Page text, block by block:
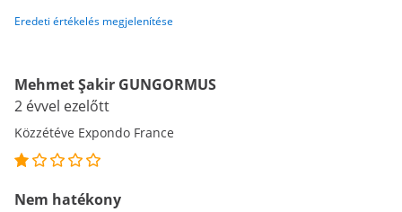
Eredeti értékelés megjelenítése
Mehmet Şakir GUNGORMUS
2 évvel ezelőtt
Közzétéve Expondo France
Nem hatékony